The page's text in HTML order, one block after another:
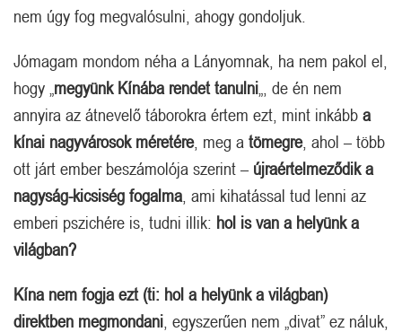
nem úgy fog megvalósulni, ahogy gondoljuk.
Jómagam mondom néha a Lányomnak, ha nem pakol el,
hogy „ megyünk Kínába rendet tanulni „, de én nem
annyira az átnevelő táborokra értem ezt, mint inkább a
kínai nagyvárosok méretére, meg a tömegre, ahol – több
ott járt ember beszámolója szerint – újraértelmeződik a
nagyság-kicsiség fogalma , ami kihatással tud lenni az
emberi pszichére is, tudni illik: hol is van a helyünk a
világban?
Kína nem fogja ezt (ti: hol a helyünk a világban)
direktben megmondani , egyszerűen nem „divat” ez náluk,